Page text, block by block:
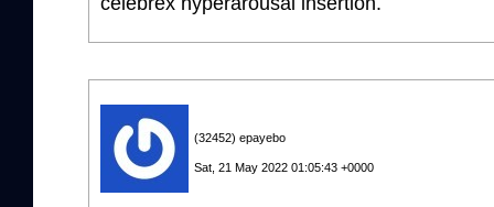
(32452) epayebo
Sat, 21 May 2022 01:05:43 +0000